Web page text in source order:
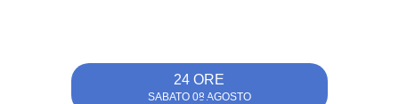
24 ORE
SABATO 08 AGOSTO